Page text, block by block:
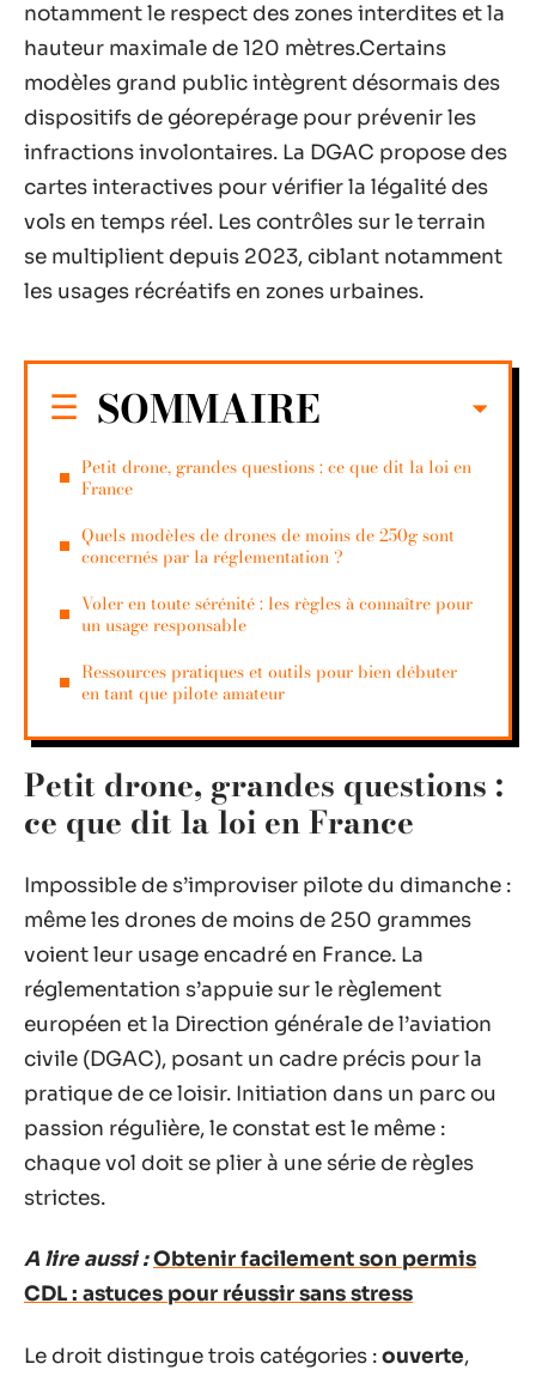
notamment le respect des zones interdites et la
hauteur maximale de 120 mètres.Certains
modèles grand public intègrent désormais des
dispositifs de géorepérage pour prévenir les
infractions involontaires. La DGAC propose des
cartes interactives pour vérifier la légalité des
vols en temps réel. Les contrôles sur le terrain
se multiplient depuis 2023, ciblant notamment
les usages récréatifs en zones urbaines.
SOMMAIRE
Petit drone, grandes questions : ce que dit la loi en
France
Quels modèles de drones de moins de 250g sont
concernés par la réglementation ?
Voler en toute sérénité : les règles à connaître pour
un usage responsable
Ressources pratiques et outils pour bien débuter
en tant que pilote amateur
Petit drone, grandes questions :
ce que dit la loi en France
Impossible de s’improviser pilote du dimanche :
même les drones de moins de 250 grammes
voient leur usage encadré en France. La
réglementation s’appuie sur le règlement
européen et la Direction générale de l’aviation
civile (DGAC), posant un cadre précis pour la
pratique de ce loisir. Initiation dans un parc ou
passion régulière, le constat est le même :
chaque vol doit se plier à une série de règles
strictes.
A lire aussi :Obtenir facilement son permis
CDL : astuces pour réussir sans stress
Le droit distingue trois catégories :ouverte,